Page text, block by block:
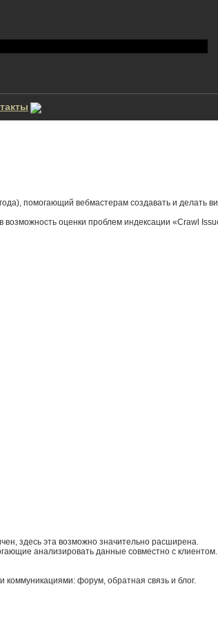
помогающий вебмастерам создавать и делать
оценки проблем индексации «Crawl
здесь эта возможно значительно расширена.
анализировать данные совместно с
форум, обратная связь и блог.